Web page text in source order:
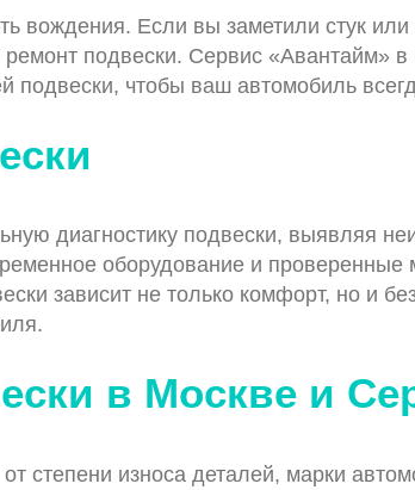
вождения. Если вы заметили стук
подвески. Сервис «Авантайм»
подвески, чтобы ваш автомобиль
диагностику подвески, выявляя
оборудование и
зависит не только комфорт, но и
в Москве и
степени износа деталей, марки